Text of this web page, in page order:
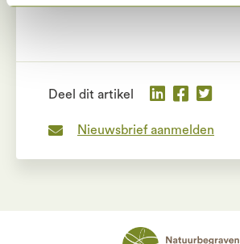
Deel dit artikel
Nieuwsbrief aanmelden